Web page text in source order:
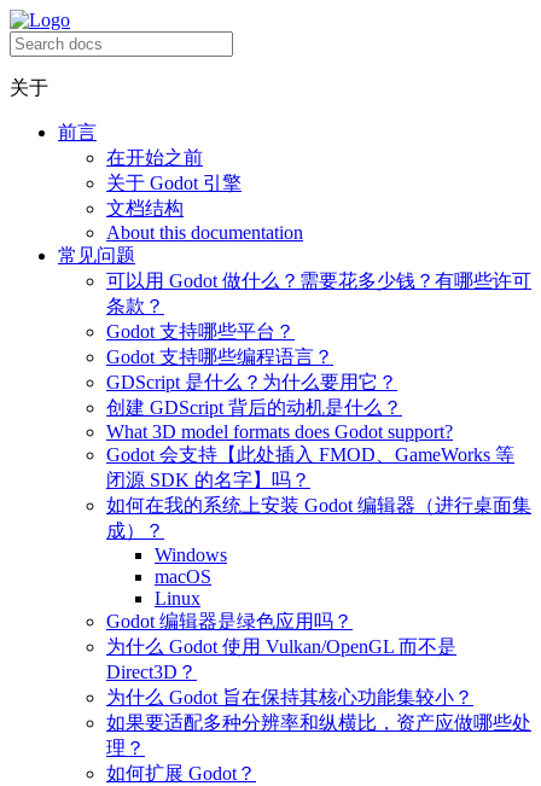
关于
前言
在开始之前
关于 Godot 引擎
文档结构
About this documentation
常见问题
可以用 Godot 做什么？需要花多少钱？有哪些许可
条款？
Godot 支持哪些平台？
Godot 支持哪些编程语言？
GDScript 是什么？为什么要用它？
创建 GDScript 背后的动机是什么？
What 3D model formats does Godot support?
Godot 会支持【此处插入 FMOD、GameWorks 等
闭源 SDK 的名字】吗？
如何在我的系统上安装 Godot 编辑器（进行桌面集
成）？
Windows
macOS
Linux
Godot 编辑器是绿色应用吗？
为什么 Godot 使用 Vulkan/OpenGL 而不是
Direct3D？
为什么 Godot 旨在保持其核心功能集较小？
如果要适配多种分辨率和纵横比，资产应做哪些处
理？
如何扩展 Godot？